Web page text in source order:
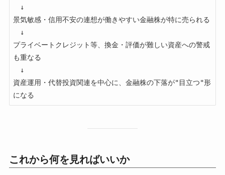
↓
景気敏感・信用不安の連想が働きやすい金融株が特に売られる
↓
プライベートクレジット等、換金・評価が難しい資産への警戒
も重なる
↓
資産運用・代替投資関連を中心に、金融株の下落が"目立つ"形
これから何を見ればいいか